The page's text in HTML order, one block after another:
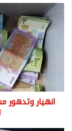
انهيار
وتدهور
مستمر
السورية
العملات
اليومانهيار وتدهور